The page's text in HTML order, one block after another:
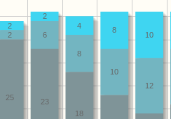
18
23
25
12
10
8
6
2 10
8
4
2
2